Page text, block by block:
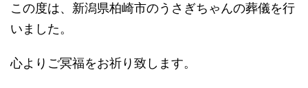
この度は、新潟県柏崎市のうさぎちゃんの葬儀を行
いました。
心よりご冥福をお祈り致します。